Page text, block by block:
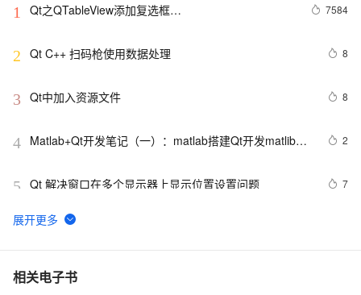
1
Qt之QTableView添加复选框
7584
2 Qt C++ 扫码枪使用数据处理 8
3 Qt中加入资源文件 8
4 Matlab+Qt开发笔记（一）：matlab搭建Qt开发matlib环
2
5 Qt 解决窗口在多个显示器上显示位置设置问题 7
6 QT5.14.2 视频分帧：QT与FFmpeg的高效结合
7 【Qt 学习笔记】Qt窗口 | 对话框 | 创建自定义对话框
相关电子书